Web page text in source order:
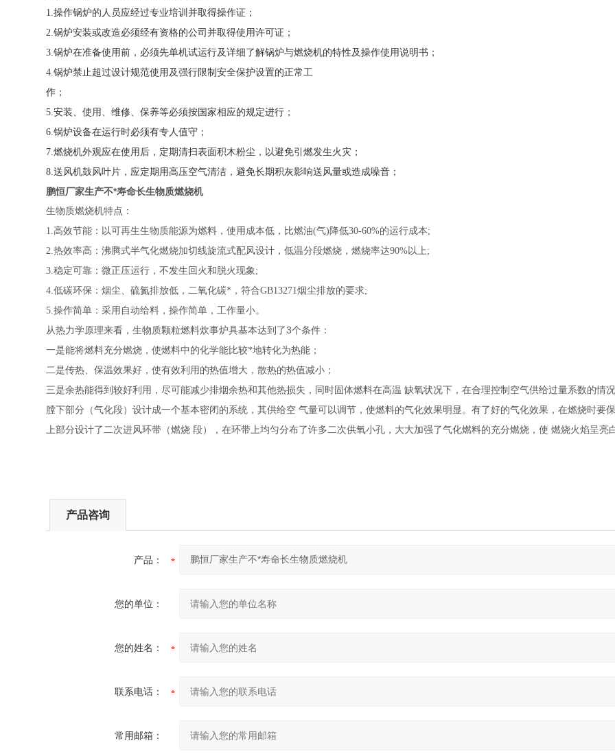
1.操作锅炉的人员应经过专业培训并取得操作证；
2.锅炉安装或改造必须经有资格的公司并取得使用许可证；
3.锅炉在准备使用前，必须先单机试运行及详细了解锅炉与燃烧机的特性及操作使用说明书；
4.锅炉禁止超过设计规范使用及强行限制安全保护设置的正常工
作；
5.安装、使用、维修、保养等必须按国家相应的规定进行；
6.锅炉设备在运行时必须有专人值守；
7.燃烧机外观应在使用后，定期清扫表面积木粉尘，以避免引燃发生火灾；
8.送风机鼓风叶片，应定期用高压空气清洁，避免长期积灰影响送风量或造成噪音；
鹏恒厂家生产不*寿命长生物质燃烧机
生物质燃烧机特点：
1.高效节能：以可再生生物质能源为燃料，使用成本低，比燃油(气)降低30-60%的运行成本;
2.热效率高：沸腾式半气化燃烧加切线旋流式配风设计，低温分段燃烧，燃烧率达90%以上;
3.稳定可靠：微正压运行，不发生回火和脱火现象;
4.低碳环保：烟尘、硫氮排放低，二氧化碳*，符合GB13271烟尘排放的要求;
5.操作简单：采用自动给料，操作简单，工作量小。
从热力学原理来看，生物质颗粒燃料炊事炉具基本达到了3个条件：
一是能将燃料充分燃烧，使燃料中的化学能比较*地转化为热能；
二是传热、保温效果好，使有效利用的热值增大，散热的热值减小；
三是余热能得到较好利用，尽可能减少排烟余热和其他热损失，同时固体燃料在高温 缺氧状况下，在合理控制空气供给过量系数的情
膛下部分（气化段）设计成一个基本密闭的系统，其供给空 气量可以调节，使燃料的气化效果明显。有了好的气化效果，在燃烧时要
上部分设计了二次进风环带（燃烧 段），在环带上均匀分布了许多二次供氧小孔，大大加强了气化燃料的充分燃烧，使 燃烧火焰呈亮
产品咨询
产品：
您的单位：
您的姓名：
联系电话：
常用邮箱：